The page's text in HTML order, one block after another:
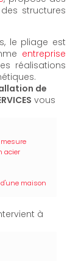
structures
le pliage est
entreprise
réalisations
de
vous
acier
maison
à